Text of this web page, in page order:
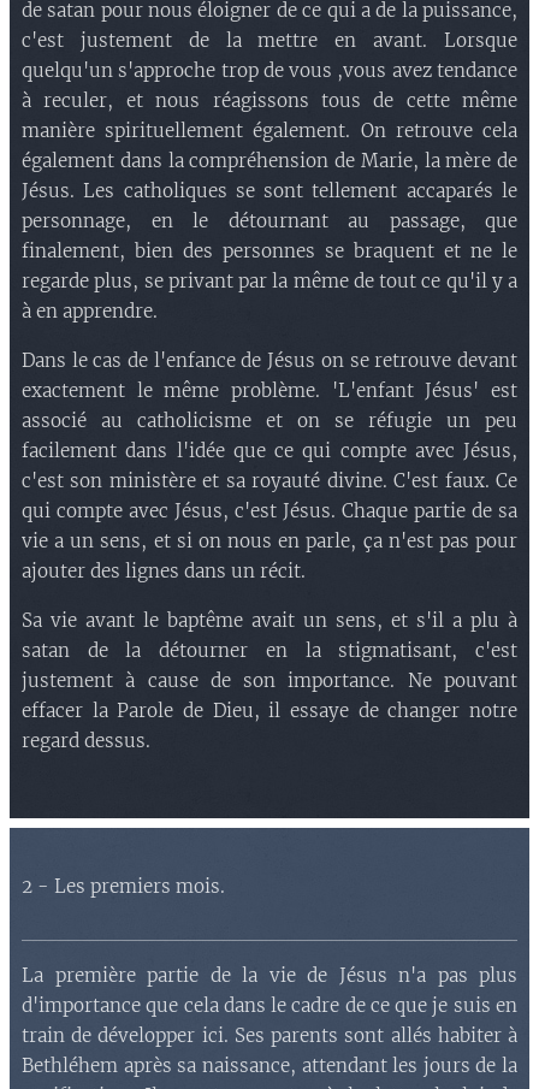
de satan pour nous éloigner de ce qui a de la puissance,
c'est justement de la mettre en avant. Lorsque
quelqu'un s'approche trop de vous ,vous avez tendance
à reculer, et nous réagissons tous de cette même
manière spirituellement également. On retrouve cela
également dans la compréhension de Marie, la mère de
Jésus. Les catholiques se sont tellement accaparés le
personnage, en le détournant au passage, que
finalement, bien des personnes se braquent et ne le
regarde plus, se privant par la même de tout ce qu'il y a
à en apprendre.
Dans le cas de l'enfance de Jésus on se retrouve devant
exactement le même problème. 'L'enfant Jésus' est
associé au catholicisme et on se réfugie un peu
facilement dans l'idée que ce qui compte avec Jésus,
c'est son ministère et sa royauté divine. C'est faux. Ce
qui compte avec Jésus, c'est Jésus. Chaque partie de sa
vie a un sens, et si on nous en parle, ça n'est pas pour
ajouter des lignes dans un récit.
Sa vie avant le baptême avait un sens, et s'il a plu à
satan de la détourner en la stigmatisant, c'est
justement à cause de son importance. Ne pouvant
effacer la Parole de Dieu, il essaye de changer notre
regard dessus.
2 - Les premiers mois.
La première partie de la vie de Jésus n'a pas plus
d'importance que cela dans le cadre de ce que je suis en
train de développer ici. Ses parents sont allés habiter à
Bethléhem après sa naissance, attendant les jours de la